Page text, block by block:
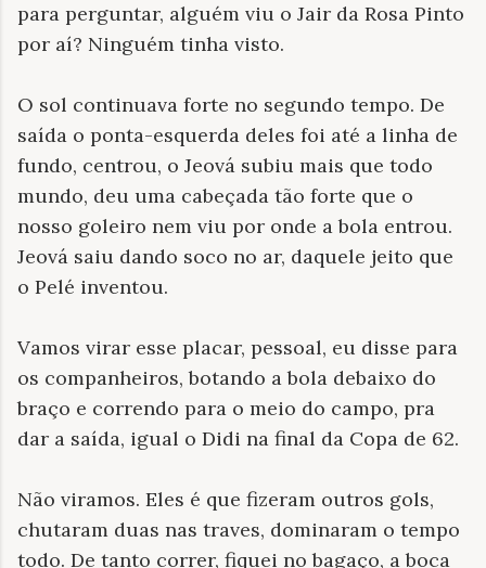
para perguntar, alguém viu o Jair da Rosa Pinto
por aí? Ninguém tinha visto.
O sol continuava forte no segundo tempo. De
saída o ponta-esquerda deles foi até a linha de
fundo, centrou, o Jeová subiu mais que todo
mundo, deu uma cabeçada tão forte que o
nosso goleiro nem viu por onde a bola entrou.
Jeová saiu dando soco no ar, daquele jeito que
o Pelé inventou.
Vamos virar esse placar, pessoal, eu disse para
os companheiros, botando a bola debaixo do
braço e correndo para o meio do campo, pra
dar a saída, igual o Didi na final da Copa de 62.
Não viramos. Eles é que fizeram outros gols,
chutaram duas nas traves, dominaram o tempo
todo. De tanto correr, fiquei no bagaço, a boca